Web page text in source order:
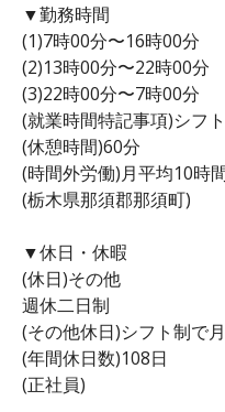
▼勤務時間
(1)7時00分〜16時00分
(2)13時00分〜22時00分
(3)22時00分〜7時00分
(就業時間特記事項)シフ
(休憩時間)60分
(時間外労働)月平均10時
(栃木県那須郡那須町)
▼休日・休暇
(休日)その他
週休二日制
(その他休日)シフト制で
(年間休日数)108日
(正社員)